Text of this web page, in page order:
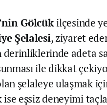
Gölcükilçesinde
Şelalesi, ziyaret
derinliklerinde adeta
ile dikkat
şelaleye ulaşmak
eşsiz deneyimi